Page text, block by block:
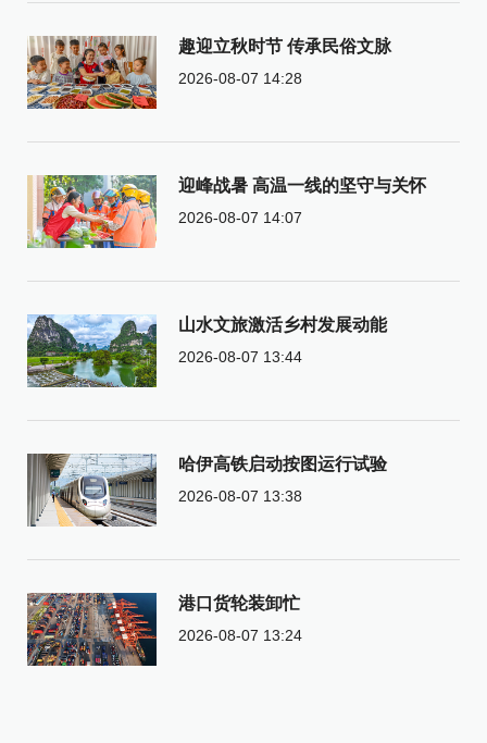
趣迎立秋时节 传承民俗文脉
2026-08-07 14:28
迎峰战暑 高温一线的坚守与关怀
2026-08-07 14:07
山水文旅激活乡村发展动能
2026-08-07 13:44
哈伊高铁启动按图运行试验
2026-08-07 13:38
港口货轮装卸忙
2026-08-07 13:24